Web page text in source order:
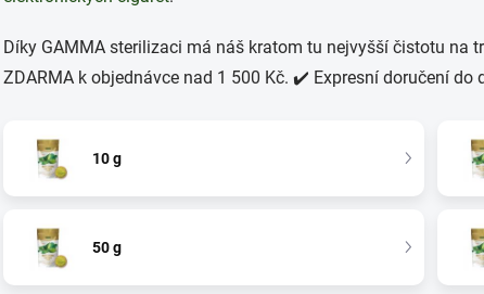
Díky GAMMA sterilizaci má náš kratom tu nejvyšší čistotu na
ZDARMA k objednávce nad 1 500 Kč. ✔️ Expresní doručení
10 g
50 g